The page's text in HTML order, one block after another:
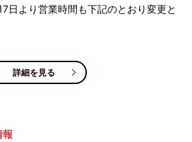
日より営業時間も下記のとおり変更と
詳細を見る
報